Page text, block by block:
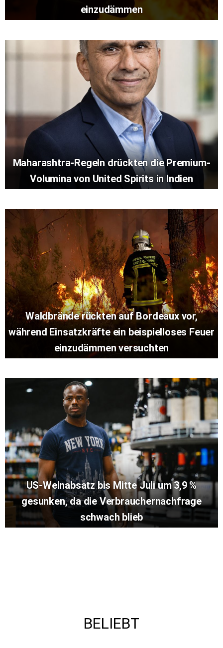
einzudämmen
Maharashtra-Regeln drückten die Premium-
Volumina von United Spirits in Indien
Waldbrände rückten auf Bordeaux vor,
während Einsatzkräfte ein beispielloses Feuer
einzudämmen versuchten
US-Weinabsatz bis Mitte Juli um 3,9 %
gesunken, da die Verbrauchernachfrage
schwach blieb
BELIEBT